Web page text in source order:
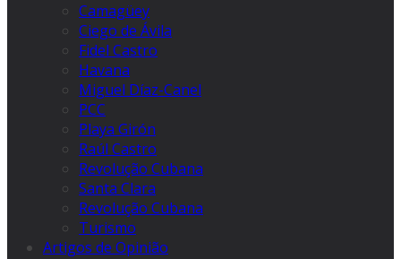
Camagüey
Ciego de Ávila
Fidel Castro
Havana
Miguel Díaz-Canel
PCC
Playa Girón
Raúl Castro
Revolução Cubana
Santa Clara
Revolução Cubana
Turismo
Artigos de Opinião